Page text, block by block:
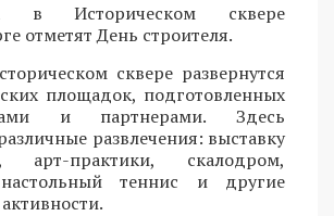
в Историческом сквере
отметят День строителя.
сквере развернутся
площадок, подготовленных
и партнерами. Здесь
развлечения: выставку
практики, скалодром,
теннис и другие